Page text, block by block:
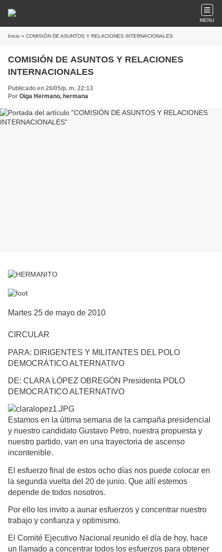
MENU
Inicio » COMISIÓN DE ASUNTOS Y RELACIONES INTERNACIONALES
COMISIÓN DE ASUNTOS Y RELACIONES
INTERNACIONALES
Publicado en 26/05/p. m. 22:13
Por Oiga Hermano, hermana
Martes 25 de mayo de 2010
CIRCULAR
PARA: DIRIGENTES Y MILITANTES DEL POLO
DEMOCRÁTICO ALTERNATIVO
DE: CLARA LÓPEZ OBREGÓN Presidenta POLO
DEMOCRÁTICO ALTERNATIVO
Estamos en la última semana de la campaña presidencial
y nuestro candidato Gustavo Petro, nuestra propuesta y
nuestro partido, van en una trayectoria de ascenso
incontenible.
El esfuerzo final de estos ocho días nos puede colocar en
la segunda vuelta del 20 de junio. Que allí estemos
depende de todos nosotros.
Por ello los invito a aunar esfuerzos y concentrar nuestro
trabajo y confianza y optimismo.
El Comité Ejecutivo Nacional reunido el día de hoy, hace
un llamado a concentrar todos los esfuerzos para obtener